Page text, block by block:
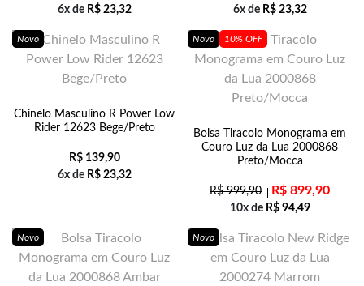
6x de R$23,32
6x de R$23,32
Novo
Chinelo Masculino R Power Low
Rider 12623 Bege/Preto
R$139,90
6x de R$23,32
Novo 10% OFF
Bolsa Tiracolo Monograma em
Couro Luz da Lua 2000868
Preto/Mocca
R$999,90 R$ 899,90
10x de R$94,49
Novo Novo